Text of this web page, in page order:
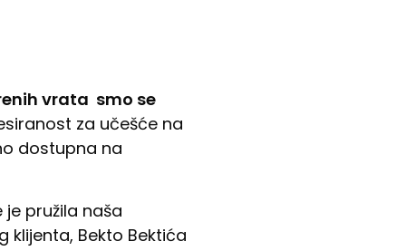
vrata smo se
za učešće na
dostupna na
pružila naša
Bekto Bektića